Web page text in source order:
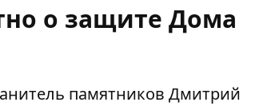
о защите Дома
памятников Дмитрий